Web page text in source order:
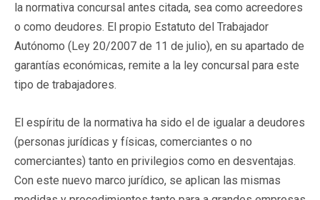
la normativa concursal antes citada, sea como acreedores
o como deudores. El propio Estatuto del Trabajador
Autónomo (Ley 20/2007 de 11 de julio), en su apartado de
garantías económicas, remite a la ley concursal para este
tipo de trabajadores.
El espíritu de la normativa ha sido el de igualar a deudores
(personas jurídicas y físicas, comerciantes o no
comerciantes) tanto en privilegios como en desventajas.
Con este nuevo marco jurídico, se aplican las mismas